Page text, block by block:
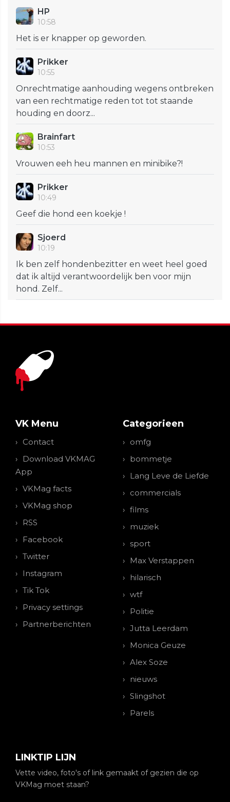
HP
10:58
Het is er knapper op geworden.
Prikker
10:55
Onrechtmatige aanhouding wegens ontbreken
van een rechtmatige reden tot tot staande
houding en doorz...
Brainfart
10:53
Vrouwen eeh heu mannen en minibike?!
Prikker
10:49
Geef die hond een koekje !
Sjoerd
10:19
Ik ben zelf hondenbezitter en weet heel goed
dat ik altijd verantwoordelijk ben voor mijn
hond. Zelf...
VK Menu
Contact
Download VKMAG
App
VKMag facts
VKMag shop
RSS
Facebook
Twitter
Instagram
Tik Tok
Privacy settings
Partnerberichten
Categorieen
omfg
bommetje
Lang Leve de Liefde
commercials
films
muziek
sport
Max Verstappen
hilarisch
wtf
Politie
Jutta Leerdam
Monica Geuze
Alex Soze
nieuws
Slingshot
Parels
LINKTIP LIJN
Vette video, foto's of link gemaakt of gezien die op
VKMag moet staan?